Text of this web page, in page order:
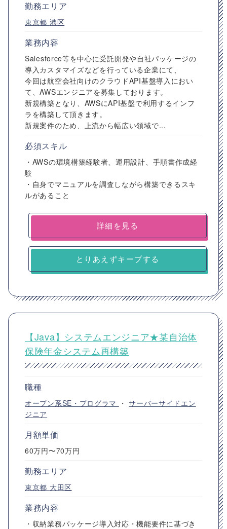
勤務エリア
東京都 港区
業務内容
Salesforce等を中心に受託開発や自社パッケージの
導入カスタマイズなどを行っている企業にて、
今回は航空会社向けのクラウドAPI基盤導入におい
て、AWSエンジニアを募集しております。
新規構築となり、AWSにAPI基盤で利用するインフ
ラを構築して頂きます。
新規案件のため、上流から幅広い領域で...
必須スキル
・AWSの環境構築経験者、運用設計、手順書作成経
験
・自身でマニュアルを調査しながら構築できるスキ
ルがあること
詳細を見る
とりあえずキープする
【Java】システムエンジニア★某自治体
保険年金システム再構築
職種
オープン系SE・プログラマ ・サーバーサイドエン
ジニア
月額単価
60万円〜70万円
勤務エリア
東京都 大田区
業務内容
・収納業務パッケージ導入対応・機能要件に基づき